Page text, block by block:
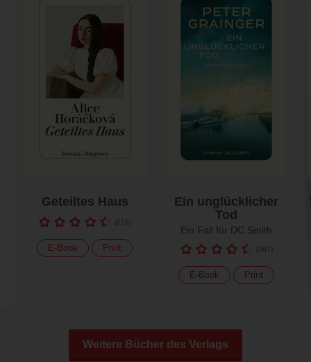
Geteiltes Haus
(218)
E-Book Print
Ein unglücklicher
Tod
Ein Fall für DC Smith
(287)
E-Book Print
Weitere Bücher des Verlags